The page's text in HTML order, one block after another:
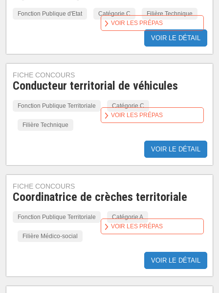
Fonction Publique d'Etat Catégorie C Filière Technique
VOIR LE DÉTAIL
VOIR LES PRÉPAS
FICHE CONCOURS
Conducteur territorial de véhicules
Fonction Publique Territoriale Catégorie C
Filière Technique
VOIR LE DÉTAIL
VOIR LES PRÉPAS
FICHE CONCOURS
Coordinatrice de crèches territoriale
Fonction Publique Territoriale Catégorie A
Filière Médico-social
VOIR LE DÉTAIL
VOIR LES PRÉPAS